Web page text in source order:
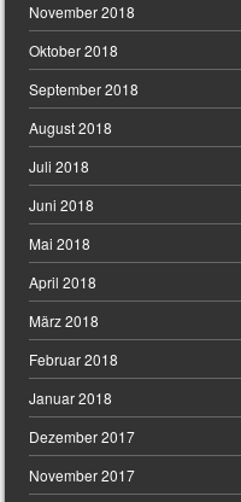
November 2018
Oktober 2018
September 2018
August 2018
Juli 2018
Juni 2018
Mai 2018
April 2018
März 2018
Februar 2018
Januar 2018
Dezember 2017
November 2017